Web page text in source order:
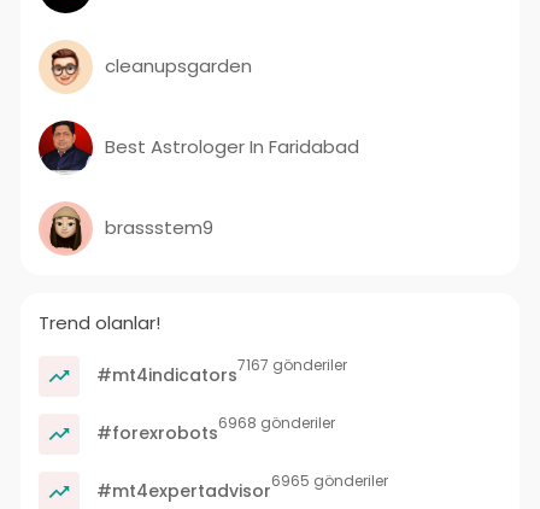
cleanupsgarden
Best Astrologer In Faridabad
brassstem9
Trend olanlar!
#mt4indicators7167 gönderiler
#forexrobots6968 gönderiler
#mt4expertadvisor6965 gönderiler